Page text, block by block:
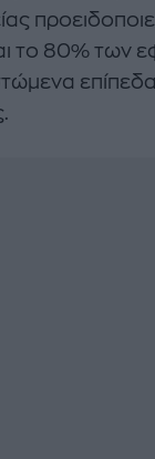
το 80% των